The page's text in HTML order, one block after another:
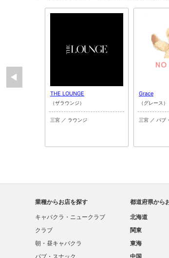
THE LOUNGE
（ザラウンジ）
三宮 ／ ラウンジ
Grace
（グレース）
三宮 ／ パブ
業種からお店を探す
キャバクラ・ニュークラブ
クラブ
朝・昼キャバクラ
パブ・スナック
都道府県から
北海道
関東
東海
中国